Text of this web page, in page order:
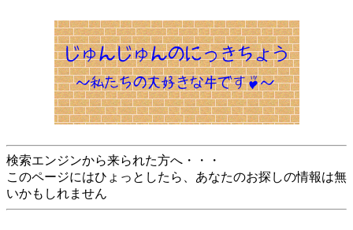
検索エンジンから来られた方へ・・・
このページにはひょっとしたら、あなたのお探しの情報は無
いかもしれません